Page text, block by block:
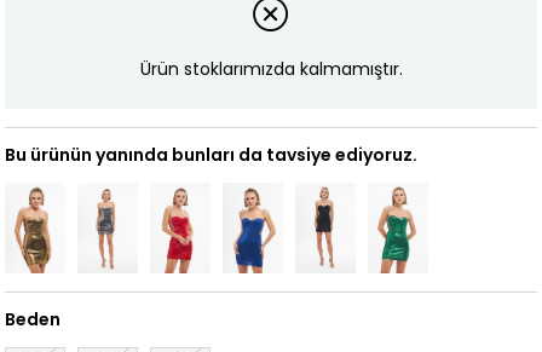
Ürün stoklarımızda kalmamıştır.
Bu ürünün yanında bunları da tavsiye ediyoruz.
Beden